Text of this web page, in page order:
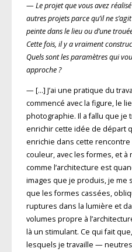
— Le projet que vous avez
autres projets parce qu’il ne
peinte dans le lieu ou d’une
Cette fois, il y a vraiment
Quels sont les paramètres qui
approche ?
— […] J’ai une pratique du
commencé avec la figure, le
photographie. Il a fallu que je
enrichir cette idée de départ
enrichie dans cette rencontre
couleur, avec les formes, et à
comme l’architecture est
images que je produis, je me
que les formes cassées,
ruptures dans la lumière et
volumes propre à
là un stimulant. Ce qui fait
lesquels je travaille —